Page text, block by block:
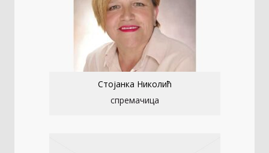
Стојанка Николић
спремачица